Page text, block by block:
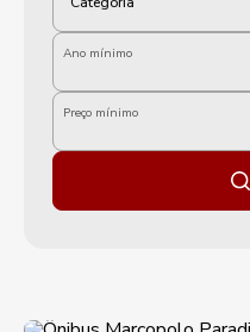
Ano mínimo
Preço mínimo